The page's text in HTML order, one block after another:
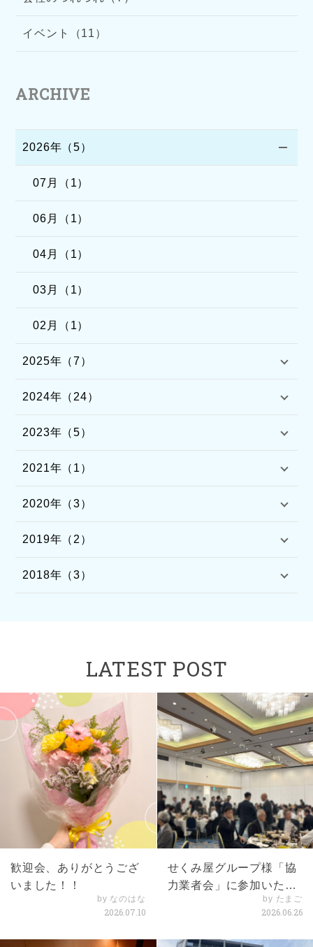
イベント（11）
ARCHIVE
2026年（5）
07月（1）
06月（1）
04月（1）
03月（1）
02月（1）
2025年（7）
2024年（24）
2023年（5）
2021年（1）
2020年（3）
2019年（2）
2018年（3）
LATEST POST
歓迎会、ありがとうござ
いました！！
by なのはな
2026.07.10
せくみ屋グループ様「協
力業者会」に参加いたし
by たまご
2026.06.26